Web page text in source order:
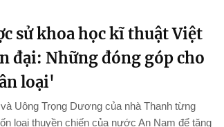
sử khoa học kĩ thuật Việt
đại: Những đóng góp cho
loại'
Uông Trọng Dương của nhà Thanh từng
loại thuyền chiến của nước An Nam để tăng